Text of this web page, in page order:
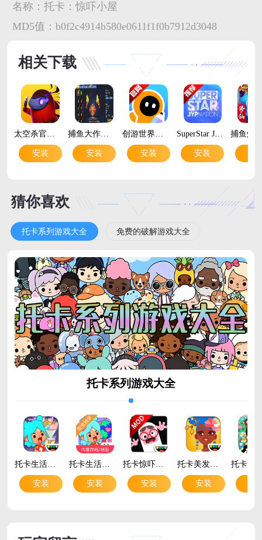
名称： 托卡：惊吓小屋
MD5值： b0f2c4914b580e0611f1f0b7912d3048
相关下载
安装 安装 安装
SuperStar JYPnation官方正版v3.31.11 最新版
安装
猜你喜欢
托卡系列游戏大全 免费的破解游戏大全
托卡系列游戏大全
安装
托卡生活世界全解锁版本2026v1.129.1 无广告版
安装 安装
托卡美发沙龙4最新版v2.4
安装